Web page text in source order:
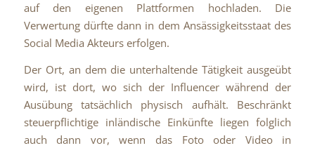
auf den eigenen Plattformen hochladen. Die
Verwertung dürfte dann in dem Ansässigkeitsstaat des
Social Media Akteurs erfolgen.
Der Ort, an dem die unterhaltende Tätigkeit ausgeübt
wird, ist dort, wo sich der Influencer während der
Ausübung tatsächlich physisch aufhält. Beschränkt
steuerpflichtige inländische Einkünfte liegen folglich
auch dann vor, wenn das Foto oder Video in